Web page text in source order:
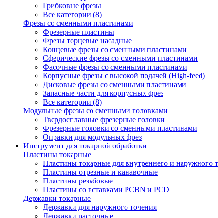
Грибковые фрезы
Все категории (8)
Фрезы со сменными пластинами
Фрезерные пластины
Фрезы торцевые насадные
Концевые фрезы со сменными пластинами
Сферические фрезы со сменными пластинами
Фасочные фрезы со сменными пластинами
Корпусные фрезы с высокой подачей (High-feed)
Дисковые фрезы со сменными пластинами
Запасные части для корпусных фрез
Все категории (8)
Модульные фрезы со сменными головками
Твердосплавные фрезерные головки
Фрезерные головки со сменными пластинами
Оправки для модульных фрез
Инструмент для токарной обработки
Пластины токарные
Пластины токарные для внутреннего и наружного
Пластины отрезные и канавочные
Пластины резьбовые
Пластины со вставками PCBN и PCD
Державки токарные
Державки для наружного точения
Державки расточные